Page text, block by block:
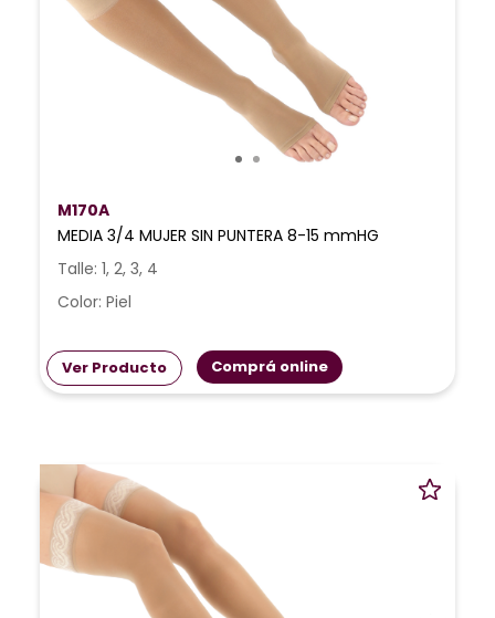
M170A
MEDIA 3/4 MUJER SIN PUNTERA 8-15 mmHG
Talle: 1, 2, 3, 4
Color: Piel
Ver Producto Comprá online